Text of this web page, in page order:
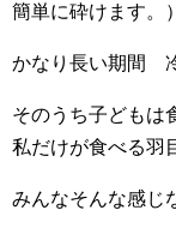
簡単に砕けます。）
かなり長い期間
そのうち子どもは
私だけが食べる羽
みんなそんな感じ